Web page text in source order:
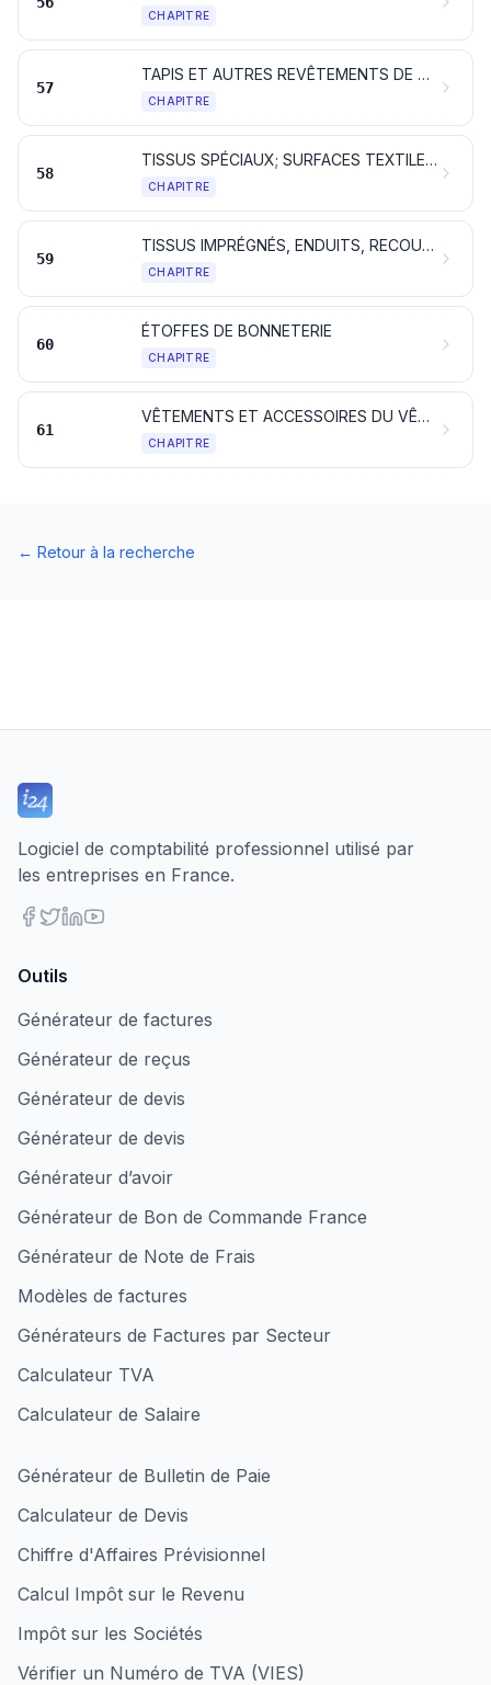
CHAPITRE
57
TAPIS ET AUTRES REVÊTEMENTS DE SOL EN MATIÈRES TEXTILES
CHAPITRE
58
TISSUS SPÉCIAUX; SURFACES TEXTILES TOUFFETÉES; DENTELLES; TAPISSERIES; PASSEMENTERIES; BRODERIES
CHAPITRE
59
TISSUS IMPRÉGNÉS, ENDUITS, RECOUVERTS OU STRATIFIÉS; ARTICLES TECHNIQUES EN MATIÈRES TEXTILES
CHAPITRE
60
ÉTOFFES DE BONNETERIE
CHAPITRE
61
VÊTEMENTS ET ACCESSOIRES DU VÊTEMENT, EN BONNETERIE
CHAPITRE
← Retour à la recherche
Logiciel de comptabilité professionnel utilisé par
les entreprises en France.
Outils
Générateur de factures
Générateur de reçus
Générateur de devis
Générateur de devis
Générateur d’avoir
Générateur de Bon de Commande France
Générateur de Note de Frais
Modèles de factures
Générateurs de Factures par Secteur
Calculateur TVA
Calculateur de Salaire
Générateur de Bulletin de Paie
Calculateur de Devis
Chiffre d'Affaires Prévisionnel
Calcul Impôt sur le Revenu
Impôt sur les Sociétés
Vérifier un Numéro de TVA (VIES)